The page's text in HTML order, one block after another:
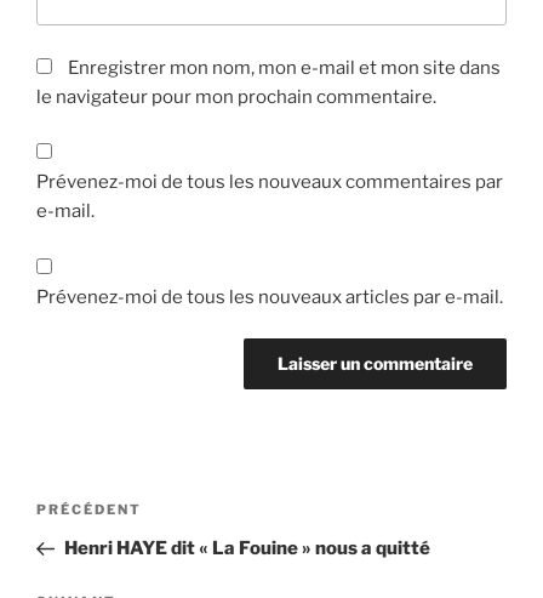
Enregistrer mon nom, mon e-mail et mon site dans
le navigateur pour mon prochain commentaire.
Prévenez-moi de tous les nouveaux commentaires par
e-mail.
Prévenez-moi de tous les nouveaux articles par e-mail.
PRÉCÉDENT
Henri HAYE dit « La Fouine » nous a quitté